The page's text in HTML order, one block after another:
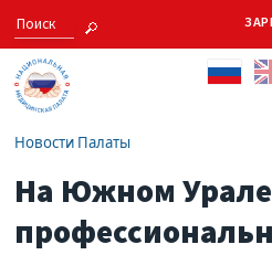
Новости Палаты
На Южном